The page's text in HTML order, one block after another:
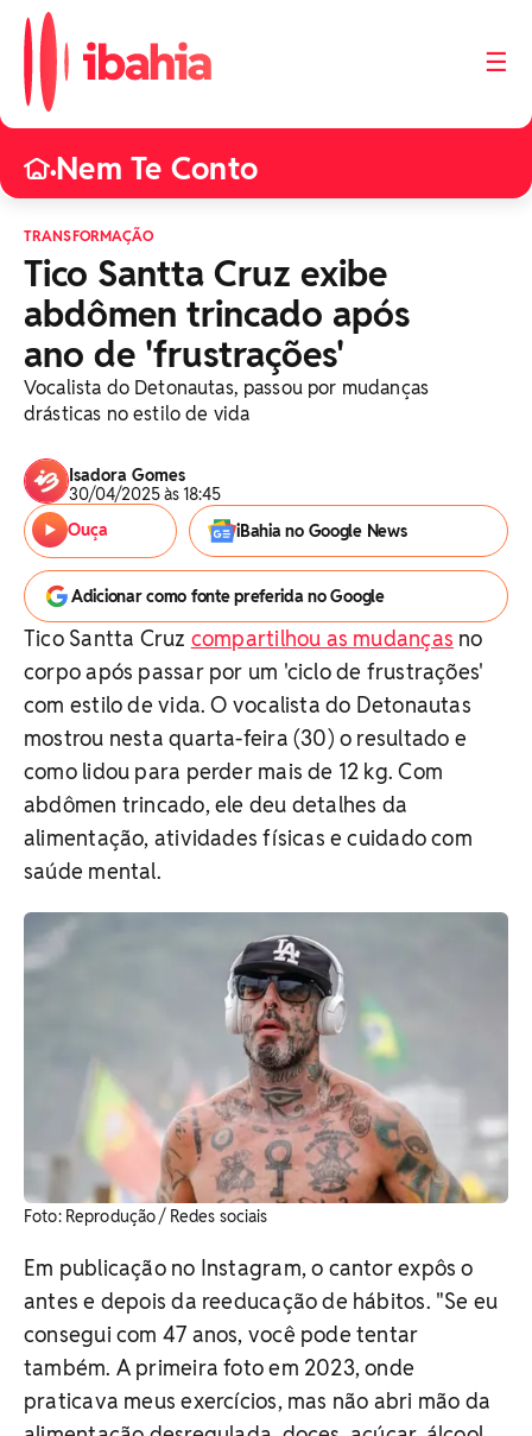
☰
•Nem Te Conto
TRANSFORMAÇÃO
Tico Santta Cruz exibe
abdômen trincado após
ano de 'frustrações'
Vocalista do Detonautas, passou por mudanças
drásticas no estilo de vida
Isadora Gomes
30/04/2025 às 18:45
Ouça
iBahia no Google News
Adicionar como fonte preferida no Google
Tico Santta Cruz compartilhou as mudanças no
corpo após passar por um 'ciclo de frustrações'
com estilo de vida. O vocalista do Detonautas
mostrou nesta quarta-feira (30) o resultado e
como lidou para perder mais de 12 kg. Com
abdômen trincado, ele deu detalhes da
alimentação, atividades físicas e cuidado com
saúde mental.
​Foto: Reprodução / Redes sociais
Em publicação no Instagram, o cantor expôs o
antes e depois da reeducação de hábitos. "Se eu
consegui com 47 anos, você pode tentar
também. A primeira foto em 2023, onde
praticava meus exercícios, mas não abri mão da